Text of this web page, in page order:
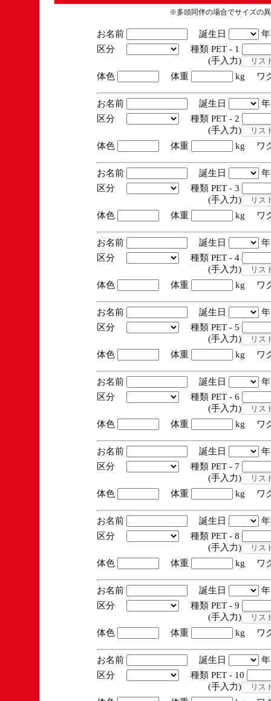
※多頭同伴の場合でサイズの
お名前 誕生日
区分
種類 PET - 1
(手入力)
体色
体重 kg ワ
お名前 誕生日
区分
種類 PET - 2
(手入力)
体色
体重 kg ワ
お名前 誕生日
区分
種類 PET - 3
(手入力)
体色
体重 kg ワ
お名前 誕生日
区分
種類 PET - 4
(手入力)
体色
体重 kg ワ
お名前 誕生日
区分
種類 PET - 5
(手入力)
体色
体重 kg ワ
お名前 誕生日
区分
種類 PET - 6
(手入力)
体色
体重 kg ワ
お名前 誕生日
区分
種類 PET - 7
(手入力)
体色
体重 kg ワ
お名前 誕生日
区分
種類 PET - 8
(手入力)
体色
体重 kg ワ
お名前 誕生日
区分
種類 PET - 9
(手入力)
体色
体重 kg ワ
お名前 誕生日
区分
種類 PET - 10
(手入力)